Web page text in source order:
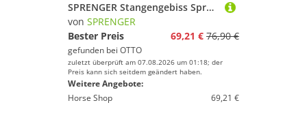
SPRENGER Stangengebiss Sprenger Gebiß Springkandare Kimblewick 16 mm
von SPRENGER
Bester Preis
69,21 € 76,90 €
gefunden bei OTTO
zuletzt überprüft am 07.08.2026 um 01:18; der
Preis kann sich seitdem geändert haben.
Weitere Angebote:
Horse Shop
69,21 €